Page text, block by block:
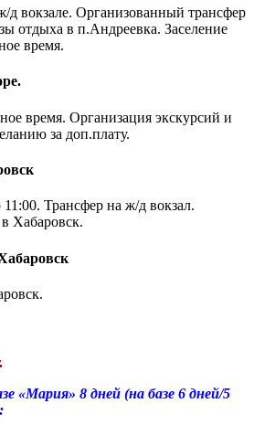
вокзале. Организованный трансфер
отдыха в п.Андреевка. Заселение
время.
время. Организация экскурсий и
за доп.плату.
Трансфер на ж/д вокзал.
Хабаровск.
«Мария» 8 дней (на базе 6 дней/5